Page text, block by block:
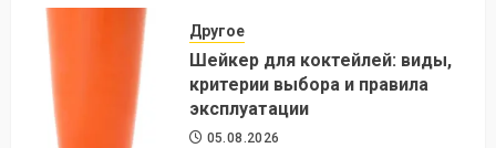
Другое
Шейкер для коктейлей: виды,
критерии выбора и правила
эксплуатации
05.08.2026